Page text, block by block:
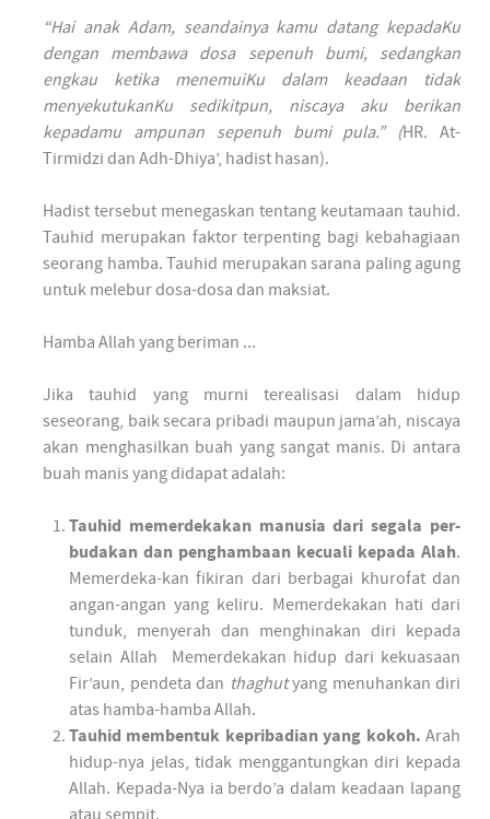
“Hai anak Adam, seandainya kamu datang kepadaKu
dengan membawa dosa sepenuh bumi, sedangkan
engkau ketika menemuiKu dalam keadaan tidak
menyekutukanKu sedikitpun, niscaya aku berikan
kepadamu ampunan sepenuh bumi pula.” (HR. At-
Tirmidzi dan Adh-Dhiya’, hadist hasan).
Hadist tersebut menegaskan tentang keutamaan tauhid.
Tauhid merupakan faktor terpenting bagi kebahagiaan
seorang hamba. Tauhid merupakan sarana paling agung
untuk melebur dosa-dosa dan maksiat.
Hamba Allah yang beriman ...
Jika tauhid yang murni terealisasi dalam hidup
seseorang, baik secara pribadi maupun jama’ah, niscaya
akan menghasilkan buah yang sangat manis. Di antara
buah manis yang didapat adalah:
Tauhid memerdekakan manusia dari segala per-
budakan dan penghambaan kecuali kepada Alah.
Memerdeka-kan fikiran dari berbagai khurofat dan
angan-angan yang keliru. Memerdekakan hati dari
tunduk, menyerah dan menghinakan diri kepada
selain Allah Memerdekakan hidup dari kekuasaan
Fir’aun, pendeta dan thaghutyang menuhankan diri
atas hamba-hamba Allah.
Tauhid membentuk kepribadian yang kokoh. Arah
hidup-nya jelas, tidak menggantungkan diri kepada
Allah. Kepada-Nya ia berdo’a dalam keadaan lapang
atau sempit.